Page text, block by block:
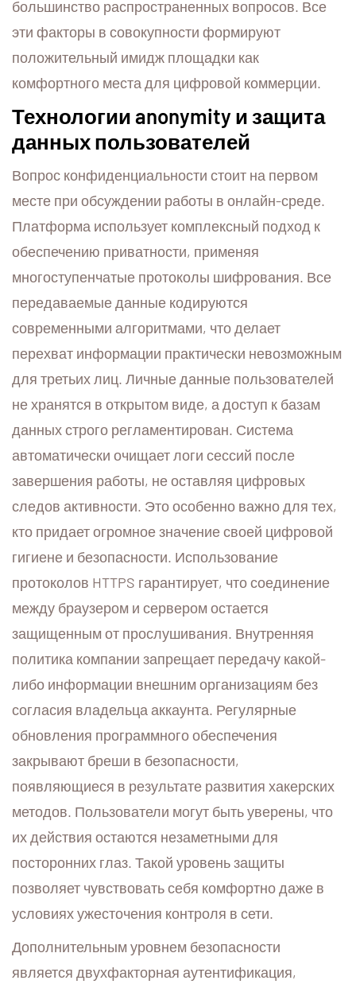
большинство распространенных вопросов. Все
эти факторы в совокупности формируют
положительный имидж площадки как
комфортного места для цифровой коммерции.
Технологии anonymity и защита
данных пользователей
Вопрос конфиденциальности стоит на первом
месте при обсуждении работы в онлайн-среде.
Платформа использует комплексный подход к
обеспечению приватности, применяя
многоступенчатые протоколы шифрования. Все
передаваемые данные кодируются
современными алгоритмами, что делает
перехват информации практически невозможным
для третьих лиц. Личные данные пользователей
не хранятся в открытом виде, а доступ к базам
данных строго регламентирован. Система
автоматически очищает логи сессий после
завершения работы, не оставляя цифровых
следов активности. Это особенно важно для тех,
кто придает огромное значение своей цифровой
гигиене и безопасности. Использование
протоколов HTTPS гарантирует, что соединение
между браузером и сервером остается
защищенным от прослушивания. Внутренняя
политика компании запрещает передачу какой-
либо информации внешним организациям без
согласия владельца аккаунта. Регулярные
обновления программного обеспечения
закрывают бреши в безопасности,
появляющиеся в результате развития хакерских
методов. Пользователи могут быть уверены, что
их действия остаются незаметными для
посторонних глаз. Такой уровень защиты
позволяет чувствовать себя комфортно даже в
условиях ужесточения контроля в сети.
Дополнительным уровнем безопасности
является двухфакторная аутентификация,